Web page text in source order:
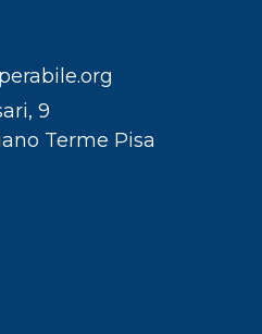
9
Terme Pisa